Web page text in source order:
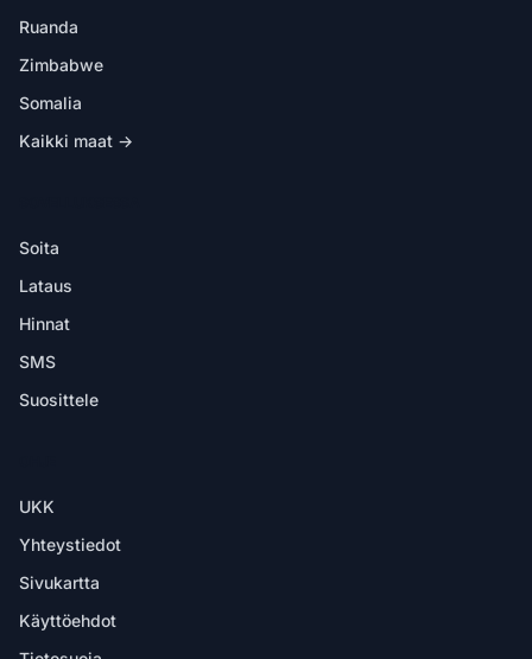
Ruanda
Zimbabwe
Somalia
Kaikki maat →
Soita
Lataus
Hinnat
SMS
Suosittele
UKK
Yhteystiedot
Sivukartta
Käyttöehdot